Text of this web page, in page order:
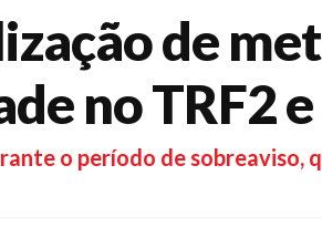
de
no TRF2 e
o período de sobreaviso,